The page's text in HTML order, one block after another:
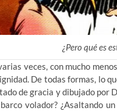
¿Pero qué es
veces, con mucho
De todas formas, lo
de gracia y dibujado por
volador? ¿Asaltando